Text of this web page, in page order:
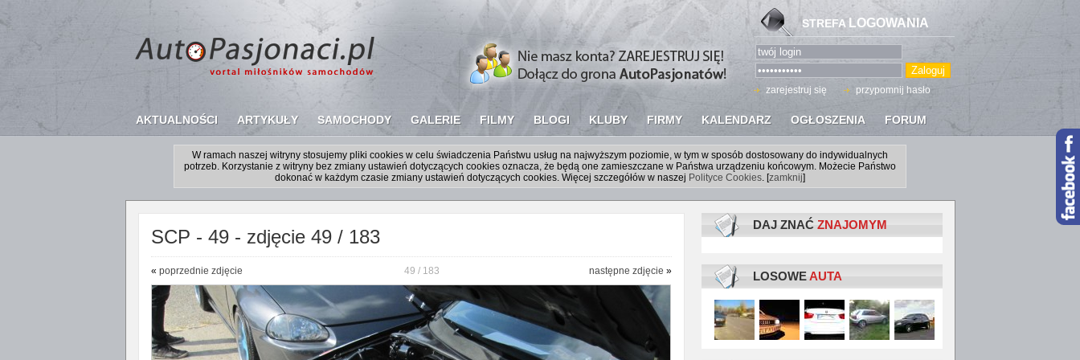
AKTUALNOŚCI ARTYKUŁY SAMOCHODY GALERIE FILMY BLOGI KLUBY FIRMY KALENDARZ OGŁOSZENIA FORUM
STREFA LOGOWANIA
zarejestruj się przypomnij hasło
W ramach naszej witryny stosujemy pliki cookies w celu świadczenia Państwu usług na najwyższym poziomie, w tym w sposób dostosowany do indywidualnych
potrzeb. Korzystanie z witryny bez zmiany ustawień dotyczących cookies oznacza, że będą one zamieszczane w Państwa urządzeniu końcowym. Możecie Państwo
dokonać w każdym czasie zmiany ustawień dotyczących cookies. Więcej szczegółów w naszej Polityce Cookies. [zamknij]
SCP - 49 - zdjęcie 49 / 183
« poprzednie zdjęcie 49 / 183 następne zdjęcie »
DAJ ZNAĆ ZNAJOMYM
LOSOWEAUTA